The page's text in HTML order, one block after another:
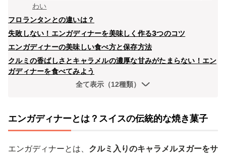
わい
フロランタンとの違いは？
失敗しない！エンガディナーを美味しく作る3つのコツ
エンガディナーの美味しい食べ方と保存方法
クルミの香ばしさとキャラメルの濃厚な甘みがたまらない！エン
ガディナーを食べてみよう
全て表示（12種類）
エンガディナーとは？スイスの伝統的な焼き菓子
エンガディナーとは、 クルミ入りのキャラメルヌガーをサ